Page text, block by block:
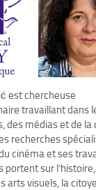
est chercheuse
travaillant dans
des médias et de la
recherches
cinéma et ses
portent sur
arts visuels, la